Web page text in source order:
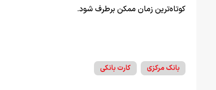
کوتاه‌ترین زمان ممکن برطرف شود.
بانک مرکزی کارت بانکی